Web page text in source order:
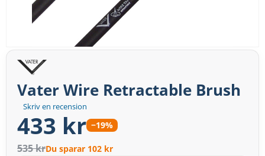
Skriv en recension
Vater Wire Retractable Brush
433 kr −19%
535 krDu sparar 102 kr